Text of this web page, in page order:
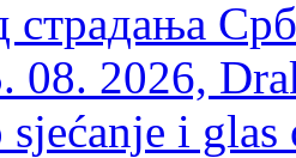
страдања
08. 2026,
sjećanje i